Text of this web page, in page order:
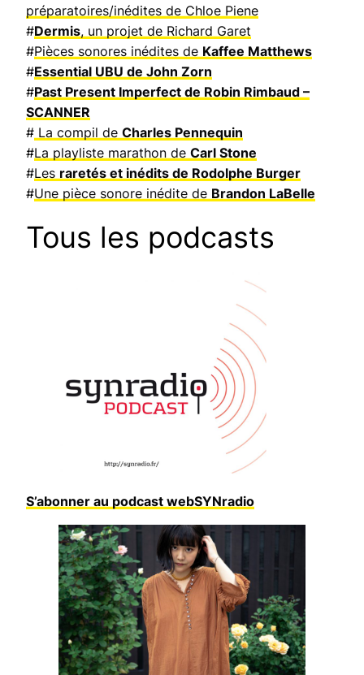
préparatoires/inédites de Chloe Piene
#Dermis, un projet de Richard Garet
#Pièces sonores inédites de Kaffee Matthews
#Essential UBU de John Zorn
#Past Present Imperfect de Robin Rimbaud –
SCANNER
# La compil de Charles Pennequin
#La playliste marathon de Carl Stone
#Les raretés et inédits de Rodolphe Burger
#Une pièce sonore inédite de Brandon LaBelle
Tous les podcasts
S’abonner au podcast webSYNradio